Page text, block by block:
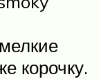
корочку.